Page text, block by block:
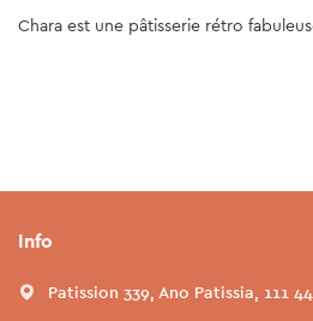
Chara est une pâtisserie rétro
Info
Patission 339, Ano Patissia, 111 44